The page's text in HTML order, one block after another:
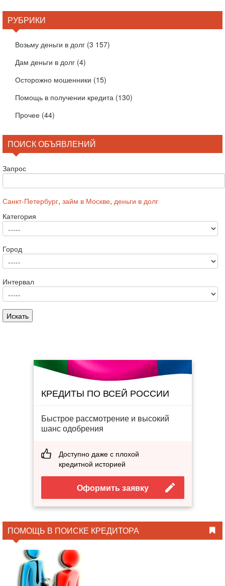
РУБРИКИ
Возьму деньги в долг (3 157)
Дам деньги в долг (4)
Осторожно мошенники (15)
Помощь в получении кредита (130)
Прочее (44)
ПОИСК ОБЪЯВЛЕНИЙ
Запрос
Санкт-Петербург, займ в Москве, деньги в долг
Категория
Город
Интервал
КРЕДИТЫ ПО ВСЕЙ РОССИИ
Быстрое рассмотрение и высокий
шанс одобрения
Доступно даже с плохой
кредитной историей
Оформить заявку
ПОМОЩЬ В ПОИСКЕ КРЕДИТОРА